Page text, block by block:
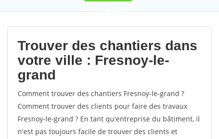
9,5(100%)68
votes
Trouver des chantiers dans
votre ville : Fresnoy-le-
grand
Comment trouver des chantiers Fresnoy-le-grand ?
Comment trouver des clients pour faire des travaux
Fresnoy-le-grand ? En tant qu'entreprise du bâtiment, il
n'est pas toujours facile de trouver des clients et